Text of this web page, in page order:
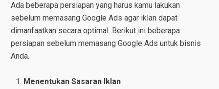
Ada beberapa persiapan yang harus kamu lakukan
sebelum memasang Google Ads agar iklan dapat
dimanfaatkan secara optimal. Berikut ini beberapa
persiapan sebelum memasang Google Ads untuk bisnis
Anda.
Menentukan Sasaran Iklan